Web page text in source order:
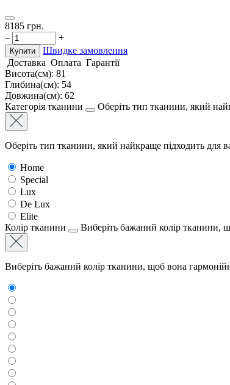
8185 грн.
–
+
Купити
Швидке замовлення
Доставка Оплата Гарантії
Висота(см): 81
Глибина(см): 54
Довжина(см): 62
Категорія тканини
Оберіть тип тканини, який
Оберіть тип тканини, який найкраще підходить для
Home
Special
Lux
De Lux
Elite
Колір тканини
Виберіть бажаний колір тканини,
Виберіть бажаний колір тканини, щоб вона